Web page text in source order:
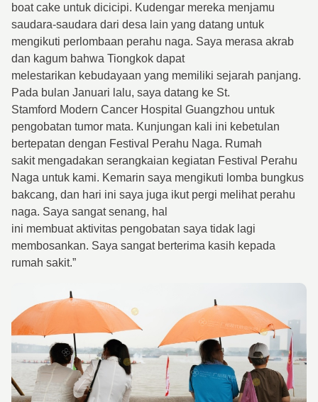
boat cake untuk dicicipi. Kudengar mereka menjamu
saudara-saudara dari desa lain yang datang untuk
mengikuti perlombaan perahu naga. Saya merasa akrab
dan kagum bahwa Tiongkok dapat
melestarikan kebudayaan yang memiliki sejarah panjang.
Pada bulan Januari lalu, saya datang ke St.
Stamford Modern Cancer Hospital Guangzhou untuk
pengobatan tumor mata. Kunjungan kali ini kebetulan
bertepatan dengan Festival Perahu Naga. Rumah
sakit mengadakan serangkaian kegiatan Festival Perahu
Naga untuk kami. Kemarin saya mengikuti lomba bungkus
bakcang, dan hari ini saya juga ikut pergi melihat perahu
naga. Saya sangat senang, hal
ini membuat aktivitas pengobatan saya tidak lagi
membosankan. Saya sangat berterima kasih kepada
rumah sakit.”